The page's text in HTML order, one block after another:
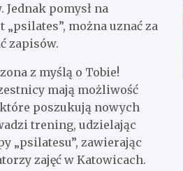
pomysł na
można uznać za
zapisów.
z myślą o Tobie!
mają możliwość
poszukują nowych
trening, udzielając
„psilatesu”, zawierając
zajęć w Katowicach.